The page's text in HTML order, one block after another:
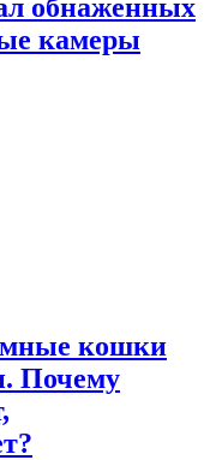
обнаженных
камеры
кошки
Почему